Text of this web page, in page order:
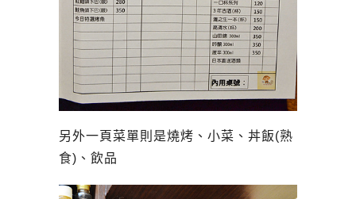
另外一頁菜單則是燒烤、小菜、丼飯(熟
食)、飲品